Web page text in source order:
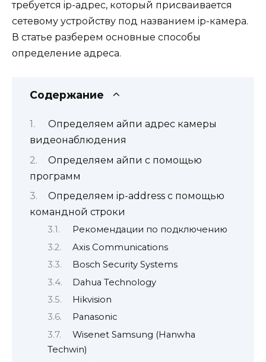
требуется ip-адрес, который присваивается
сетевому устройству под названием ip-камера.
В статье разберем основные способы
определение адреса.
Содержание
Определяем айпи адрес камеры
видеонаблюдения
Определяем айпи с помощью
программ
Определяем ip-address с помощью
командной строки
Рекомендации по подключению
Axis Communications
Bosch Security Systems
Dahua Technology
Hikvision
Panasonic
Wisenet Samsung (Hanwha
Techwin)